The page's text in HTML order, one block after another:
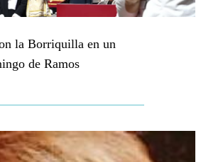
la Borriquilla en un
de Ramos